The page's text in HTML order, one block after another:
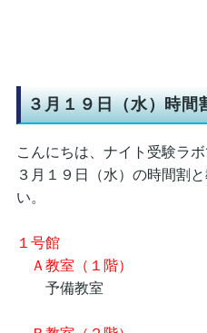
３月１９日（水）時間
こんにちは、ナイト受験ラボ
３月１９日（水）の時間割
い。
１号館
Ａ教室（１階）
予備教室